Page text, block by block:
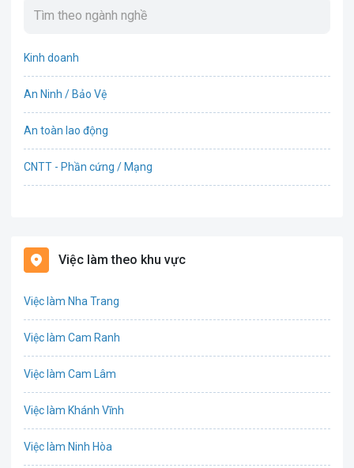
Kinh doanh
An Ninh / Bảo Vệ
An toàn lao động
CNTT - Phần cứng / Mạng
Bất động sản
Việc làm theo khu vực
Việc làm Nha Trang
Việc làm Cam Ranh
Việc làm Cam Lâm
Việc làm Khánh Vĩnh
Việc làm Ninh Hòa